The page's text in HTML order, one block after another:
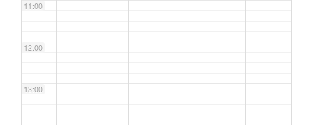
11:00
12:00
13:00